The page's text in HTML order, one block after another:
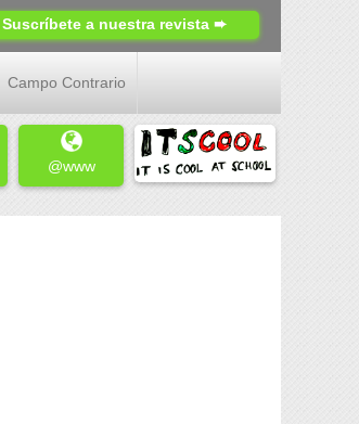
Suscríbete a nuestra revista ➨
Campo Contrario
@www